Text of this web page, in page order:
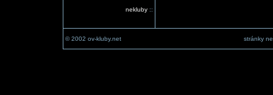
nekluby::
© 2002 ov-kluby.net stránky